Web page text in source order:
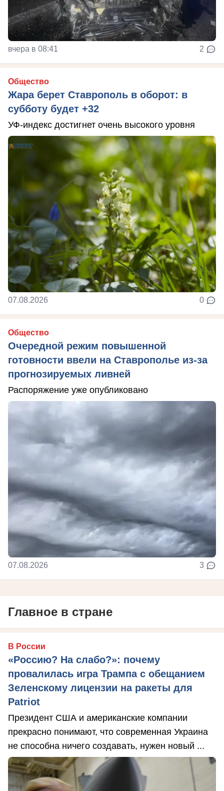
вчера в 08:41 2
Общество
Жара берет Ставрополь в оборот: в
субботу будет +32
УФ-индекс достигнет очень высокого уровня
07.08.2026 0
Общество
Очередной режим повышенной
готовности ввели на Ставрополье из-за
прогнозируемых ливней
Распоряжение уже опубликовано
07.08.2026 3
Главное в стране
В России
«Россию? На слабо?»: почему
провалилась игра Трампа с обещанием
Зеленскому лицензии на ракеты для
Patriot
Президент США и американские компании
прекрасно понимают, что современная Украина
не способна ничего создавать, нужен новый ...